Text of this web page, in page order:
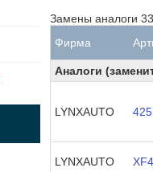
Замены аналоги
Фирма
Аналоги
LYNXAUTO
LYNXAUTO